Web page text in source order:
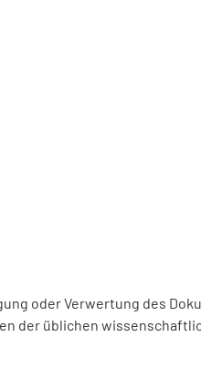
oder Verwertung des
der üblichen